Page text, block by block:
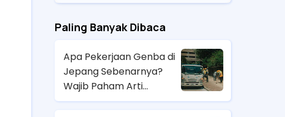
Paling Banyak Dibaca
Apa Pekerjaan Genba di
Jepang Sebenarnya?
Wajib Paham Arti
Pekerjaannya Sebelum